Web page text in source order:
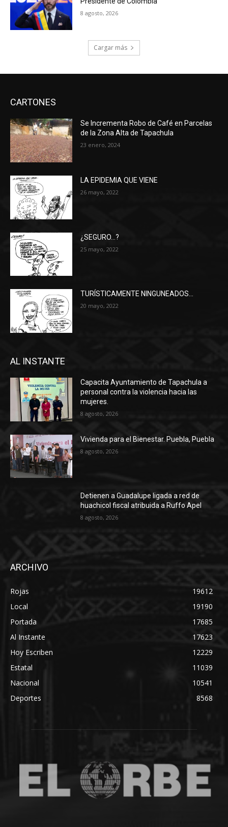
8 agosto, 2026
Cargar más
CARTONES
Se Incrementa Robo de Café en Parcelas
de la Zona Alta de Tapachula
23 enero, 2024
LA EPIDEMIA QUE VIENE
26 mayo, 2022
¿SEGURO…?
25 mayo, 2022
TURÍSTICAMENTE NINGUNEADOS…
20 mayo, 2022
AL INSTANTE
Capacita Ayuntamiento de Tapachula a
personal contra la violencia hacia las
mujeres.
8 agosto, 2026
Vivienda para el Bienestar. Puebla, Puebla
8 agosto, 2026
Detienen a Guadalupe ligada a red de
huachicol fiscal atribuida a Ruffo Apel
8 agosto, 2026
ARCHIVO
Rojas
19612
Local
19190
Portada
17685
Al Instante
17623
Hoy Escriben
12229
Estatal
11039
Nacional
10541
Deportes
8568